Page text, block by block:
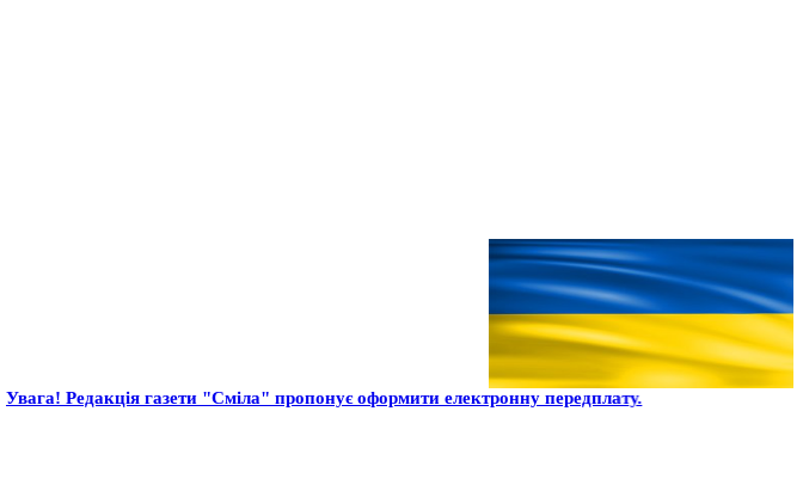
Увага! Редакція газети "Сміла" пропонує оформити електронну передплату.